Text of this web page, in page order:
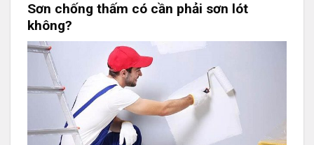
Sơn chống thấm có cần phải sơn lót
không?